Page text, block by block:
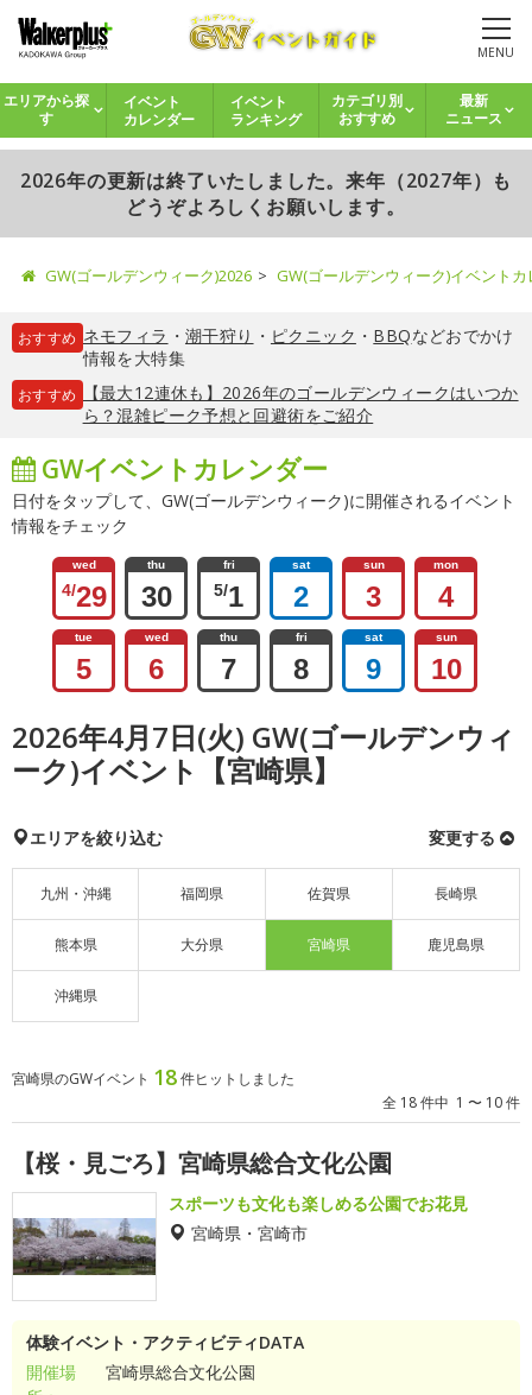
MENU
エリアから探
す
イベント
カレンダー
イベント
ランキング
カテゴリ別
おすすめ
最新
ニュース
2026年の更新は終了いたしました。来年（2027年）も
どうぞよろしくお願いします。
GW(ゴールデンウィーク)2026 GW(ゴールデンウィーク)イベント
おすすめ ネモフィラ ・ 潮干狩り ・ ピクニック ・ BBQなどおでかけ
情報を大特集
おすすめ
【最大12連休も】2026年のゴールデンウィークはいつか
ら？混雑ピーク予想と回避術をご紹介
GWイベントカレンダー
日付をタップして、GW(ゴールデンウィーク)に開催されるイベント
情報をチェック
wed
4/29
thu
30
fri
5/1
sat
2
sun
3
mon
4
tue
5
wed
6
thu
7
fri
8
sat
9
sun
10
2026年4月7日(火) GW(ゴールデンウィ
ーク)イベント【宮崎県】
エリアを絞り込む 変更する
九州・沖縄 福岡県 佐賀県 長崎県
熊本県 大分県 宮崎県 鹿児島県
沖縄県
宮崎県のGWイベント 18件ヒットしました
全 18 件中 1 〜 10 件
【桜・見ごろ】宮崎県総合文化公園
スポーツも文化も楽しめる公園でお花見
宮崎県・宮崎市
体験イベント・アクティビティDATA
開催場
宮崎県総合文化公園